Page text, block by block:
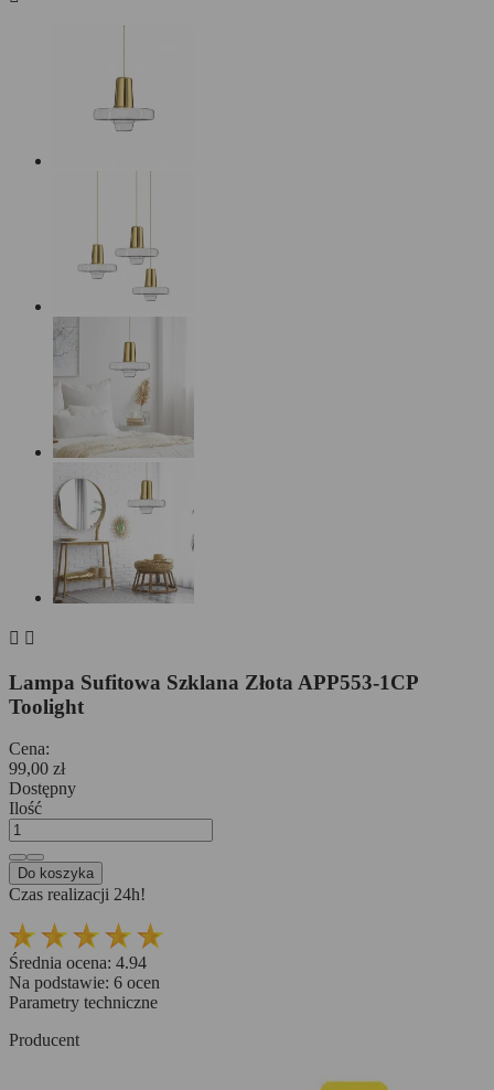
 
Lampa Sufitowa Szklana Złota APP553-1CP
Toolight
Cena:
99,00 zł
Dostępny
Ilość
Do koszyka
Czas realizacji 24h!
Średnia ocena: 4.94
Na podstawie: 6 ocen
Parametry techniczne
Producent